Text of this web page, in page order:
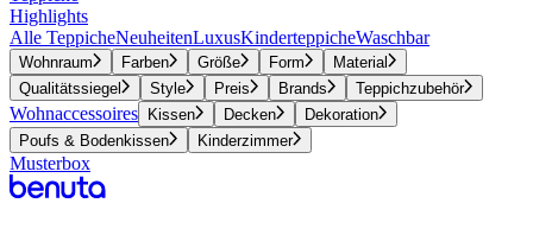
Highlights
Alle TeppicheNeuheitenLuxusKinderteppicheWaschbar
Wohnraum Farben Größe Form
Material
Qualitätssiegel
Style Preis Brands Teppichzubehör
Wohnaccessoires Kissen Decken
Dekoration
Poufs & Bodenkissen
Kinderzimmer
Musterbox